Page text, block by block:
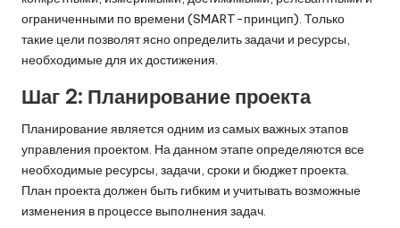
ограниченными по времени (SMART-принцип). Только
такие цели позволят ясно определить задачи и ресурсы,
необходимые для их достижения.
Шаг 2: Планирование проекта
Планирование является одним из самых важных этапов
управления проектом. На данном этапе определяются все
необходимые ресурсы, задачи, сроки и бюджет проекта.
План проекта должен быть гибким и учитывать возможные
изменения в процессе выполнения задач.